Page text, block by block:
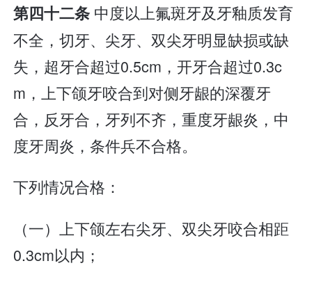
第四十二条 中度以上氟斑牙及牙釉质发育
不全，切牙、尖牙、双尖牙明显缺损或缺
失，超牙合超过0.5cm，开牙合超过0.3c
m，上下颌牙咬合到对侧牙龈的深覆牙
合，反牙合，牙列不齐，重度牙龈炎，中
度牙周炎，条件兵不合格。
下列情况合格：
（一）上下颌左右尖牙、双尖牙咬合相距
0.3cm以内；